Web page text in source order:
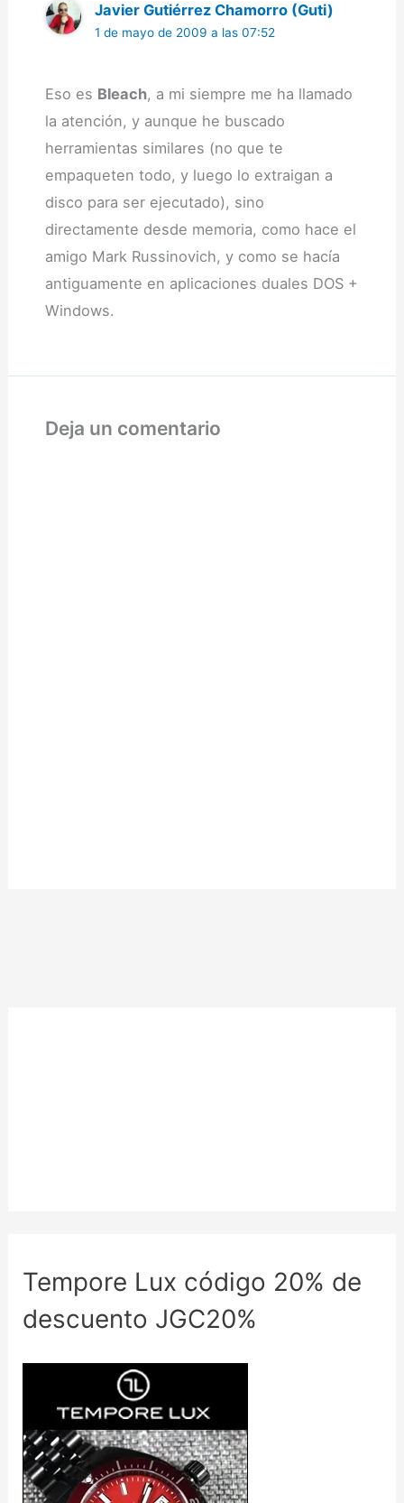
Javier Gutiérrez Chamorro (Guti)
1 de mayo de 2009 a las 07:52
Eso es Bleach, a mi siempre me ha llamado
la atención, y aunque he buscado
herramientas similares (no que te
empaqueten todo, y luego lo extraigan a
disco para ser ejecutado), sino
directamente desde memoria, como hace el
amigo Mark Russinovich, y como se hacía
antiguamente en aplicaciones duales DOS +
Windows.
Deja un comentario
Tempore Lux código 20% de
descuento JGC20%